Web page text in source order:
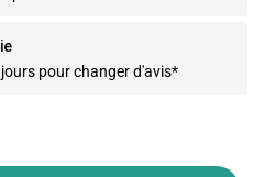
pour changer d'avis*